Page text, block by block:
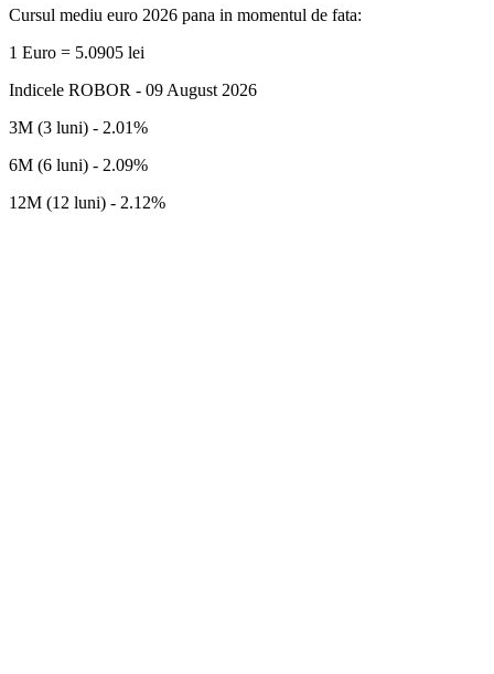
Cursul mediu euro 2026 pana in momentul de fata:
1 Euro = 5.0905 lei
Indicele ROBOR - 09 August 2026
3M (3 luni) - 2.01%
6M (6 luni) - 2.09%
12M (12 luni) - 2.12%